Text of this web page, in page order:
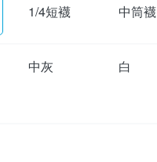
1/4短襪 中筒襪
中灰 白